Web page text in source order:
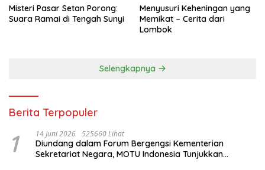
Misteri Pasar Setan Porong:
Suara Ramai di Tengah Sunyi
Menyusuri Keheningan yang
Memikat – Cerita dari
Lombok
Selengkapnya
Berita Terpopuler
1 14 Juni 2026 525660 Lihat
Diundang dalam Forum Bergengsi Kementerian
Sekretariat Negara, MOTU Indonesia Tunjukkan